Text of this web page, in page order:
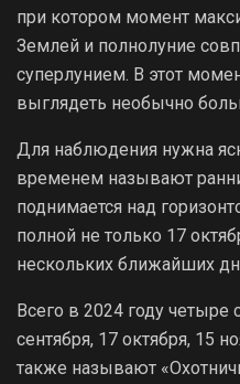
при котором момент
Землей и полнолуние
суперлунием. В этот
выглядеть необычно
Для наблюдения нужна
временем называют
поднимается над
полной не только 17
нескольких ближайших
Всего в 2024 году четыре
сентября, 17 октября, 15
также называют